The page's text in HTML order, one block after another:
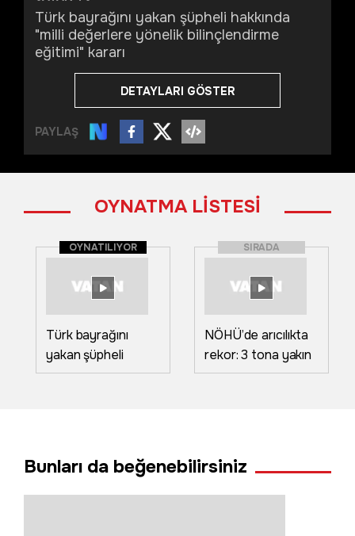
Türk bayrağını yakan şüpheli hakkında
"milli değerlere yönelik bilinçlendirme
eğitimi" kararı
DETAYLARI GÖSTER
PAYLAŞ
OYNATMA LİSTESİ
OYNATILIYOR
Türk bayrağını
yakan şüpheli
hakkında "milli
SIRADA
NÖHÜ’de arıcılıkta
rekor: 3 tona yakın
bal hasadı
Bunları da beğenebilirsiniz